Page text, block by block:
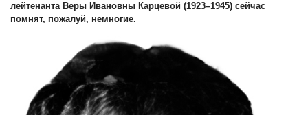
лейтенанта Веры Ивановны Карцевой (1923–1945) сейчас
помнят, пожалуй, немногие.